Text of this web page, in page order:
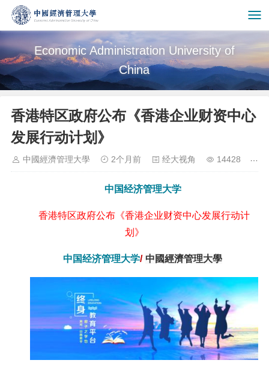
Economic Administration University of
China
香港特区政府公布《香港企业财资中心
发展行动计划》
中國經濟管理大學 2个月前 经大视角 14428
中国经济管理大学
香港特区政府公布《香港企业财资中心发展行动计
划》
中国经济管理大学/ 中國經濟管理大學